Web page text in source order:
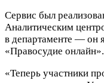
Сервис был
Аналитическим
в департаменте — он
«Правосудие онлайн».
«Теперь участники